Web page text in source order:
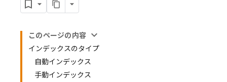
このページの内容
インデックスのタイプ
自動インデックス
手動インデックス